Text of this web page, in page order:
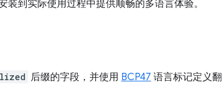
到实际使用过程中提供顺畅的多语言体验。
后缀的字段，并使用 BCP47 语言标记定义翻